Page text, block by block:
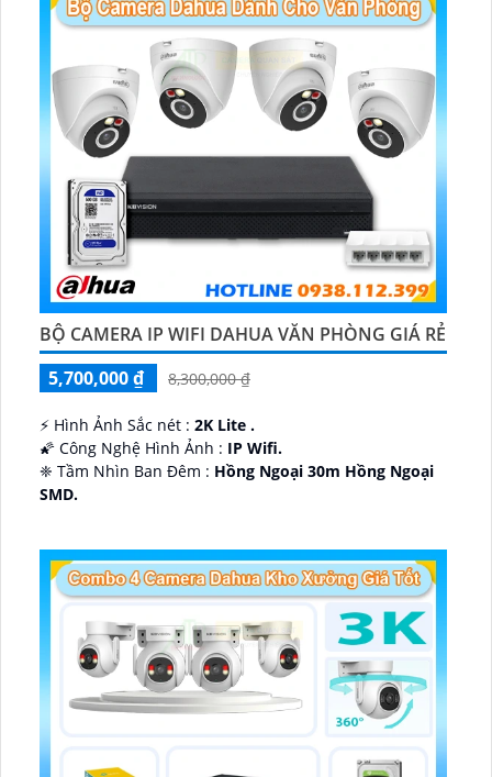
BỘ CAMERA IP WIFI DAHUA VĂN PHÒNG GIÁ RẺ
5,700,000 ₫
8,300,000 ₫
️⚡ Hình Ảnh Sắc nét : 2K Lite .
🌠 Công Nghệ Hình Ảnh : IP Wifi.
❈ Tầm Nhìn Ban Đêm : Hồng Ngoại 30m Hồng Ngoại
SMD.